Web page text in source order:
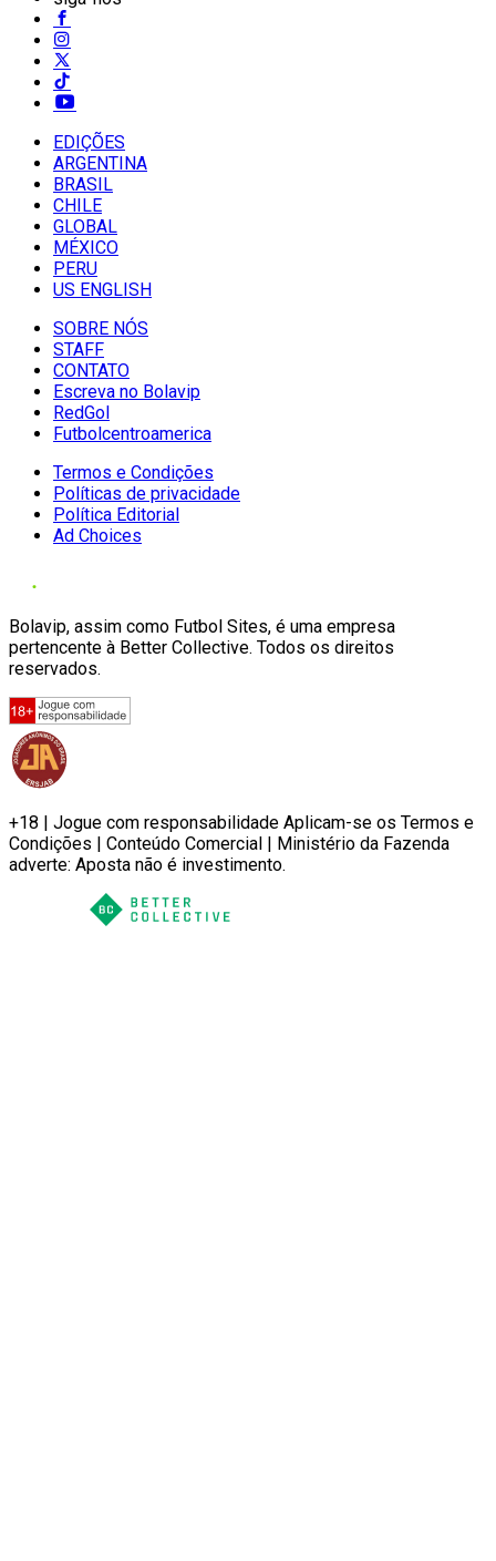
EDIÇÕES
ARGENTINA
BRASIL
CHILE
GLOBAL
MÉXICO
PERU
US ENGLISH
SOBRE NÓS
STAFF
CONTATO
Escreva no Bolavip
RedGol
Futbolcentroamerica
Termos e Condições
Políticas de privacidade
Política Editorial
Ad Choices
Bolavip, assim como Futbol Sites, é uma empresa
pertencente à Better Collective. Todos os direitos
reservados.
+18 | Jogue com responsabilidade Aplicam-se os Termos e
Condições | Conteúdo Comercial | Ministério da Fazenda
adverte: Aposta não é investimento.